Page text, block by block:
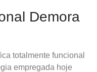
Demora
totalmente funcional
empregada hoje